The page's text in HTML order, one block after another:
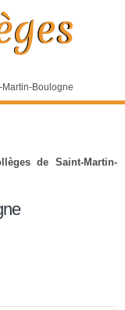
Martin-Boulogne
de Saint-Martin-